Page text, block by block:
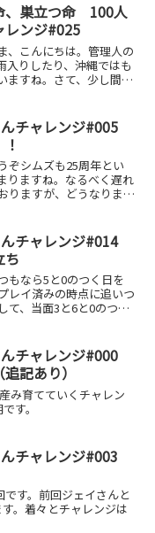
、巣立つ命 100人
レンジ#025
、こんにちは。管理人の
入りしたり、沖縄ではも
ますね。さて、少し間が
チャレンジ#005
ぞシムズも25周年とい
りますね。なるべく遅れ
りますが、どうなります
チャレンジ#014
ち
もなら5と0のつく日を
レイ済みの時点に追いつ
て、当面3と6と0のつく
チャレンジ#000
記あり）
み育てていくチャレン
す。
チャレンジ#003
す。前回ジェイさんと
。着々とチャレンジは